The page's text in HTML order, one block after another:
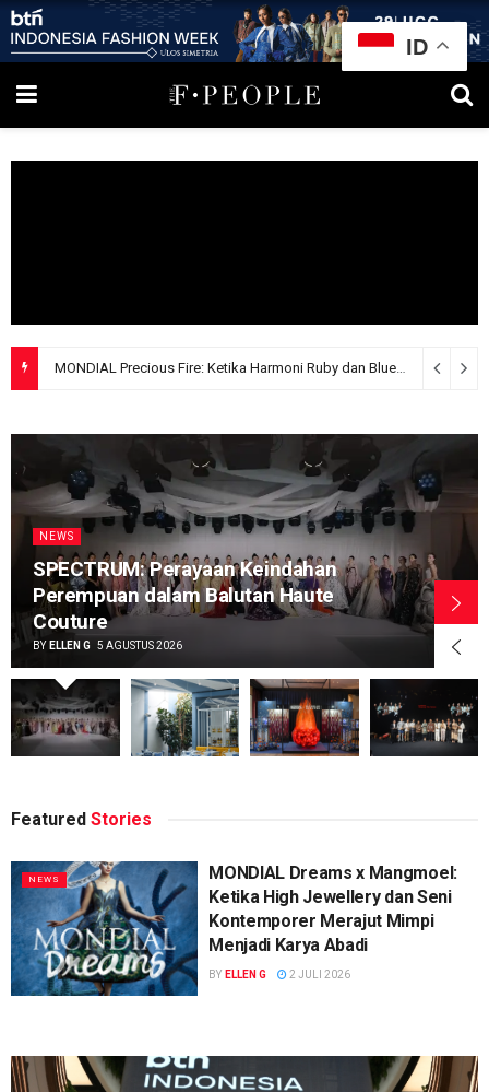
NEWS
SPECTRUM: Perayaan Keindahan
Perempuan dalam Balutan Haute
Couture
BY ELLEN G 5 AGUSTUS 2026
Featured Stories
NEWS
MONDIAL Dreams x Mangmoel:
Ketika High Jewellery dan Seni
Kontemporer Merajut Mimpi
Menjadi Karya Abadi
BY ELLEN G 2 JULI 2026
ID